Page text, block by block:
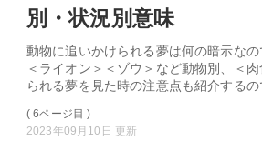
別・状況別意味
動物に追いかけられる夢は何の暗示な
＜ライオン＞＜ゾウ＞など動物別、＜
られる夢を見た時の注意点も紹介するの
( 6ページ目 )
2023年09月10日 更新